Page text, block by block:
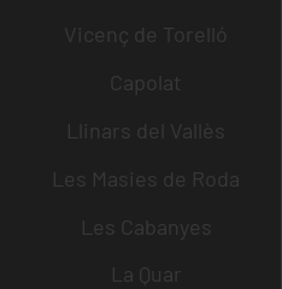
Vicenç de Torelló
Capolat
Llinars del Vallès
Les Masies de Roda
Les Cabanyes
La Quar